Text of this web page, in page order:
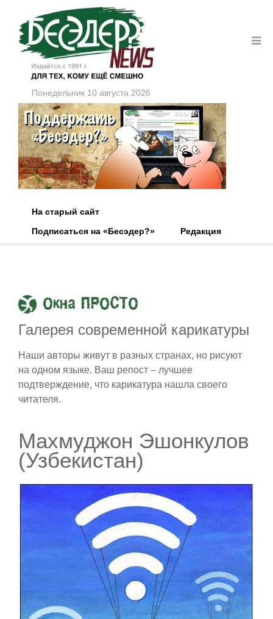
Понедельник 10 августа 2026
На старый сайт
Подписаться на «Бесэдер?»
Редакция
Окна ПРОСТО
Галерея современной карикатуры
Наши авторы живут в разных странах, но рисуют
на одном языке. Ваш репост – лучшее
подтверждение, что карикатура нашла своего
читателя.
Махмуджон Эшонкулов
(Узбекистан)